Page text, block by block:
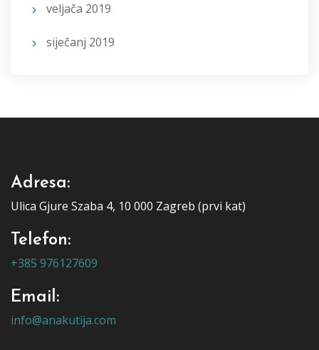
veljača 2019
siječanj 2019
Adresa:
Ulica Gjure Szaba 4, 10 000 Zagreb (prvi kat)
Telefon:
+385 976127609
Email:
info@anakutija.com